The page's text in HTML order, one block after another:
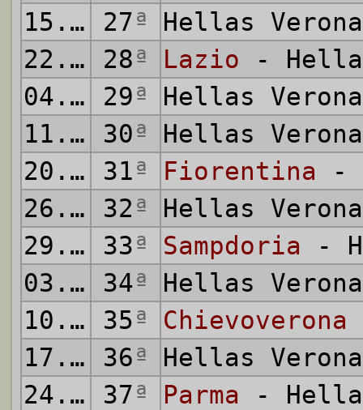
15.03.2015
27ª
Hellas
22.03.2015
28ª Lazio -
04.04.2015
29ª
Hellas
11.04.2015
30ª
Hellas
20.04.2015
31ª Fiorentina -
26.04.2015
32ª
Hellas
29.04.2015
33ª Sampdoria -
03.05.2015
34ª
Hellas
10.05.2015
35ª Chievoverona
17.05.2015
36ª
Hellas
24.05.2015
37ª Parma -